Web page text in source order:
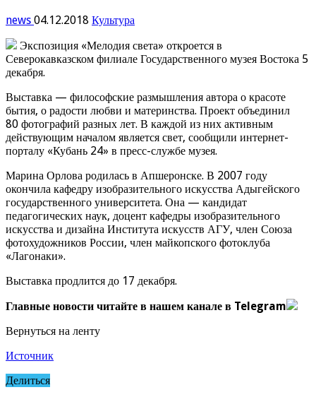
news 04.12.2018 Культура
Экспозиция «Мелодия света» откроется в
Северокавказском филиале Государственного музея Востока 5
декабря.
Выставка — философские размышления автора о красоте
бытия, о радости любви и материнства. Проект объединил
80 фотографий разных лет. В каждой из них активным
действующим началом является свет, сообщили интернет-
порталу «Кубань 24» в пресс-службе музея.
Марина Орлова родилась в Апшеронске. В 2007 году
окончила кафедру изобразительного искусства Адыгейского
государственного университета. Она — кандидат
педагогических наук, доцент кафедры изобразительного
искусства и дизайна Института искусств АГУ, член Союза
фотохудожников России, член майкопского фотоклуба
«Лагонаки».
Выставка продлится до 17 декабря.
Главные новости читайте в нашем канале в Telegram
Вернуться на ленту
Источник
Делиться